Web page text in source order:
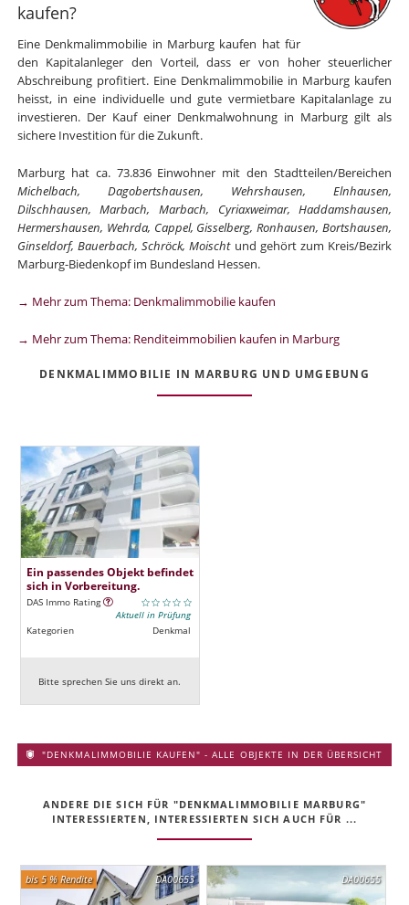
kaufen?
Eine Denkmalimmobilie in Marburg kaufen hat für
den Kapitalanleger den Vorteil, dass er von hoher steuerlicher
Abschreibung profitiert. Eine Denkmalimmobilie in Marburg kaufen
heisst, in eine individuelle und gute vermietbare Kapitalanlage zu
investieren. Der Kauf einer Denkmalwohnung in Marburg gilt als
sichere Investition für die Zukunft.
Marburg hat ca. 73.836 Einwohner mit den Stadtteilen/Bereichen
Michelbach, Dagobertshausen, Wehrshausen, Elnhausen,
Dilschhausen, Marbach, Marbach, Cyriaxweimar, Haddamshausen,
Hermershausen, Wehrda, Cappel, Gisselberg, Ronhausen, Bortshausen,
Ginseldorf, Bauerbach, Schröck, Moischtund gehört zum Kreis/Bezirk
Marburg-Biedenkopf im Bundesland Hessen.
→ Mehr zum Thema: Denkmalimmobilie kaufen
→ Mehr zum Thema: Renditeimmobilien kaufen in Marburg
DENKMALIMMOBILIE IN MARBURG UND UMGEBUNG
Ein passendes Objekt befindet
sich in Vorbereitung.
DAS Immo Rating
Aktuell in Prüfung
Kategorien
Denkmal
Bitte sprechen Sie uns direkt an.
"DENKMALIMMOBILIE KAUFEN" - ALLE OBJEKTE IN DER ÜBERSICHT
ANDERE DIE SICH FÜR "DENKMALIMMOBILIE MARBURG"
INTERESSIERTEN, INTERESSIERTEN SICH AUCH FÜR ...
DA00653
bis 5 % Rendite DA00655